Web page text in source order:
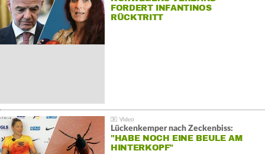
FORDERT INFANTINOS
RÜCKTRITT
Lückenkemper nach Zeckenbiss:
"HABE NOCH EINE BEULE AM
HINTERKOPF"